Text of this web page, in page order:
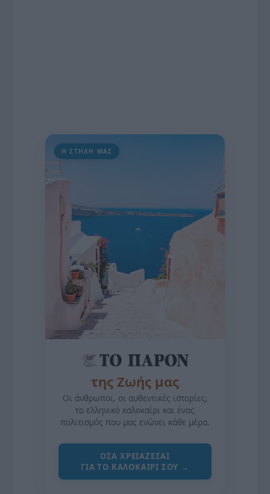
Η ΣΤΗΛΗ ΜΑΣ
της Ζωής μας
Οι άνθρωποι, οι αυθεντικές ιστορίες,
το ελληνικό καλοκαίρι και ένας
πολιτισμός που μας ενώνει κάθε μέρα.
ΌΣΑ ΧΡΕΙΆΖΕΣΑΙ
ΓΙΑ ΤΟ ΚΑΛΟΚΑΊΡΙ ΣΟΥ →